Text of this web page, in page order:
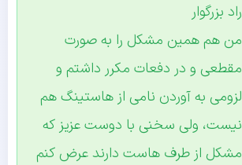
راد بزرگوار
من هم همین مشکل را به صورت
مقطعی و در دفعات مکرر داشتم و
لزومی به آوردن نامی از هاستینگ هم
نیست، ولی سخنی با دوست عزیز که
مشکل از طرف هاست دارند عرض کنم